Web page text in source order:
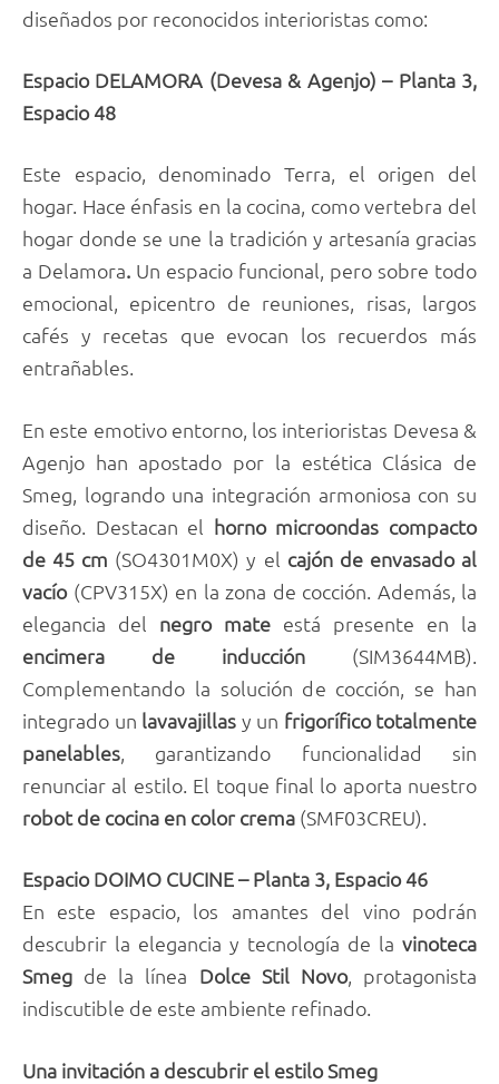
diseñados por reconocidos interioristas como:
Espacio DELAMORA (Devesa & Agenjo) – Planta 3,
Espacio 48
Este espacio, denominado Terra, el origen del
hogar. Hace énfasis en la cocina, como vertebra del
hogar donde se une la tradición y artesanía gracias
a Delamora. Un espacio funcional, pero sobre todo
emocional, epicentro de reuniones, risas, largos
cafés y recetas que evocan los recuerdos más
entrañables.
En este emotivo entorno, los interioristas Devesa &
Agenjo han apostado por la estética Clásica de
Smeg, logrando una integración armoniosa con su
diseño. Destacan el horno microondas compacto
de 45 cm (SO4301M0X) y el cajón de envasado al
vacío(CPV315X) en la zona de cocción. Además, la
elegancia del negro mate está presente en la
encimera de inducción (SIM3644MB).
Complementando la solución de cocción, se han
integrado un lavavajillas y un frigorífico totalmente
panelables, garantizando funcionalidad sin
renunciar al estilo. El toque final lo aporta nuestro
robot de cocina en color crema (SMF03CREU).
Espacio DOIMO CUCINE – Planta 3, Espacio 46
En este espacio, los amantes del vino podrán
descubrir la elegancia y tecnología de la vinoteca
Smeg de la línea Dolce Stil Novo, protagonista
indiscutible de este ambiente refinado.
Una invitación a descubrir el estilo Smeg